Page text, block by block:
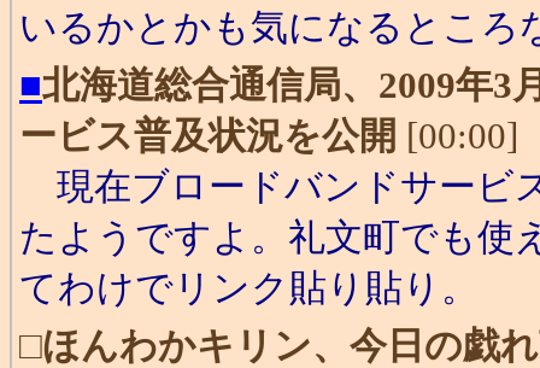
いるかとかも気になるところ
■北海道総合通信局、2009年
ービス普及状況を公開 [00:00]
現在ブロードバンドサービ
たようですよ。礼文町でも使
てわけでリンク貼り貼り。
□ほんわかキリン、今日の戯